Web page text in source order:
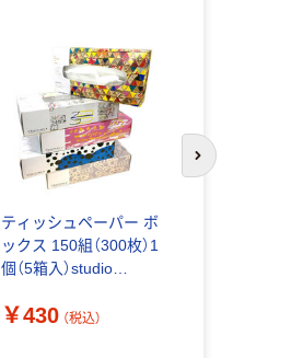
ティッシュペーパー ボ
ックス 150組（300枚）1
個（5箱入）studio
5P 坪野谷紙業
￥430 （税込）
次のスライド